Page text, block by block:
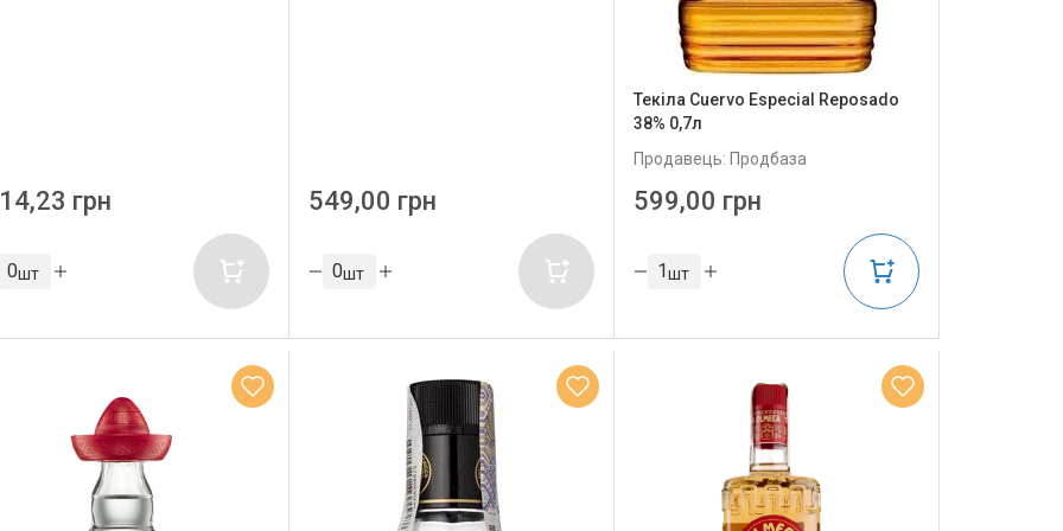
грн
шт
549,00 грн
шт
Текіла Cuervo Especial Reposado
38% 0,7л
Продавець: Продбаза
599,00 грн
шт